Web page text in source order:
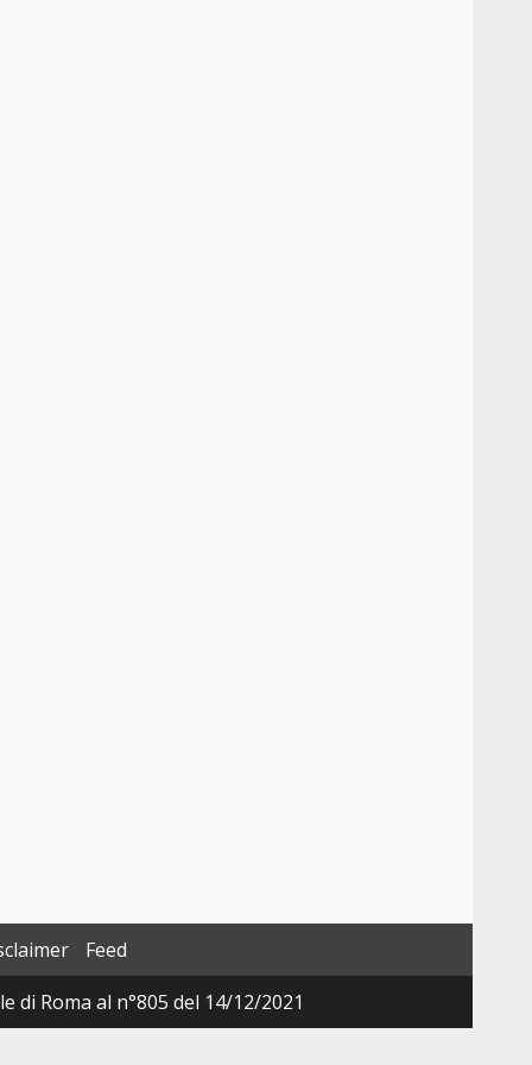
Feed
Roma al n°805 del 14/12/2021